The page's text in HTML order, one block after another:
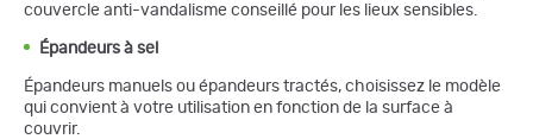
couvercle anti-vandalisme conseillé pour les lieux sensibles.
Épandeurs à sel
Épandeurs manuels ou épandeurs tractés, choisissez le modèle
qui convient à votre utilisation en fonction de la surface à
couvrir.